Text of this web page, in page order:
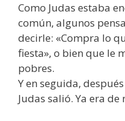
Como Judas estaba
común, algunos
decirle: «Compra lo
fiesta», o bien que le
pobres.
Y en seguida,
Judas salió. Ya era de